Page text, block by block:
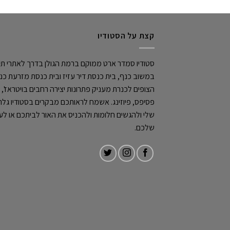
קצת על הסטודיו
סטודיו סמדר ארט ממוקם ברמת הגולן בדרך לאתרי
במשוב כנף, בית כנסת דיר עזיז ובית כנסת מזרעת
הצופים לכנרת מעניק פתרונות יצירה רחבים בויטראז',
פסיפס, פיוזינג. אשמח לראותכם מבקרים בסטודיו
שלי ולהגשים חלומות ולהכניס את האור לביתכם או
שלכם.